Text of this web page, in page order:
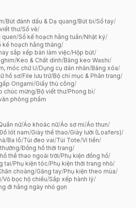
/Bút đánh dấu & Dạ quang/Bút bi/Sổ tay/
thư/Sổ vẽ/
quen/Sổ kế hoạch hằng tuần/Nhật ký/
kế hoạch hằng tháng/
sắp xếp bàn làm việc/Hộp bút/
/Keo & Chất dính/Băng keo Washi/
móc chữ U/Dụng cụ dán nhãn/Băng xóa/
hồ sơ/File lưu trữ/Bộ chỉ mục & Phân trang/
Origami/Giấy thủ công/
chúc mừng/Bộ viết thư/Phong bì/
phòng phẩm
nữ/Áo khoác nữ/Áo sơ mi/Áo thun/
lót nam/Giày thể thao/Giày lười (Loafers)/
/Ba lô/Túi đeo vai/Túi Tote/Ví tiền/
/Đồng hồ thời trang/
thể thao ngoài trời/Phụ kiện đồng hồ/
tai/Phụ kiện tóc/Phụ kiện thời trang nhỏ/
choàng/Găng tay/Phụ kiện theo mùa/
/Vỏ bọc hộ chiếu/Sắp xếp hành lý/
đi hằng ngày nhỏ gọn